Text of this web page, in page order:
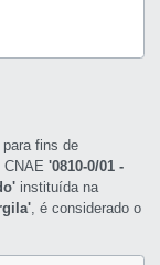
para fins de
CNAE'0810-0/01 -
instituída na
, é considerado o